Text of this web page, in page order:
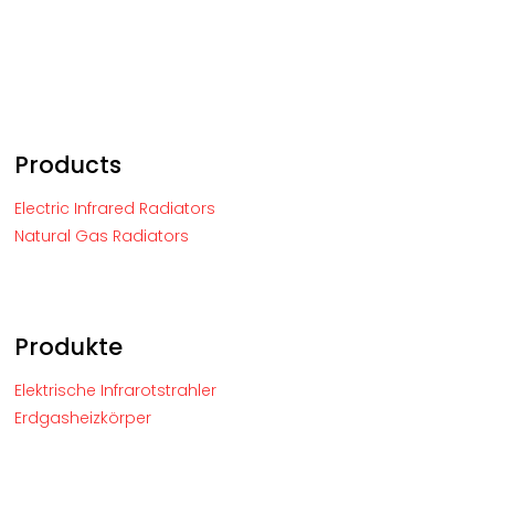
Products
Electric Infrared Radiators
Natural Gas Radiators
Produkte
Elektrische Infrarotstrahler
Erdgasheizkörper